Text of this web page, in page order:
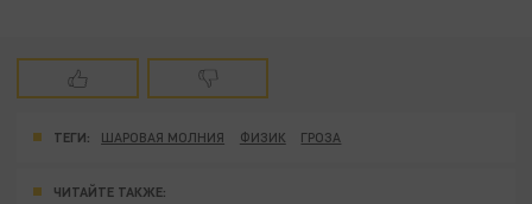
ТЕГИ: ШАРОВАЯ МОЛНИЯ ФИЗИК ГРОЗА
ЧИТАЙТЕ ТАКЖЕ: